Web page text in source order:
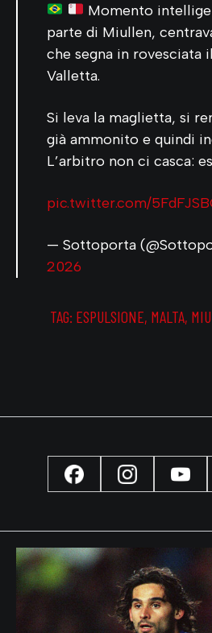
Momento
parte di Miullen,
che segna in rovesciata
Valletta.
Si leva la maglietta, si
già ammonito e quindi
L’arbitro non ci casca:
pic.twitter.com/
— Sottoporta
2026
TAG: ESPULSIONE, MALTA,